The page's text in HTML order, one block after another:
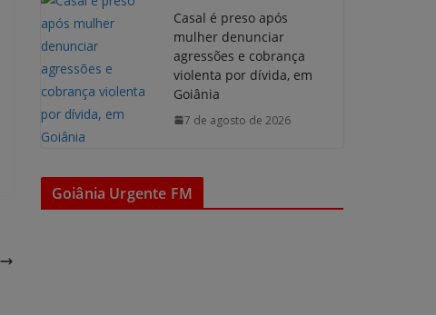
Casal é preso após
mulher denunciar
agressões e cobrança
violenta por dívida, em
Goiânia
7 de agosto de 2026
Goiânia Urgente FM